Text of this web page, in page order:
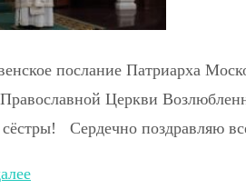
послание Патриарха
Церкви
сёстры! Сердечно поздравляю